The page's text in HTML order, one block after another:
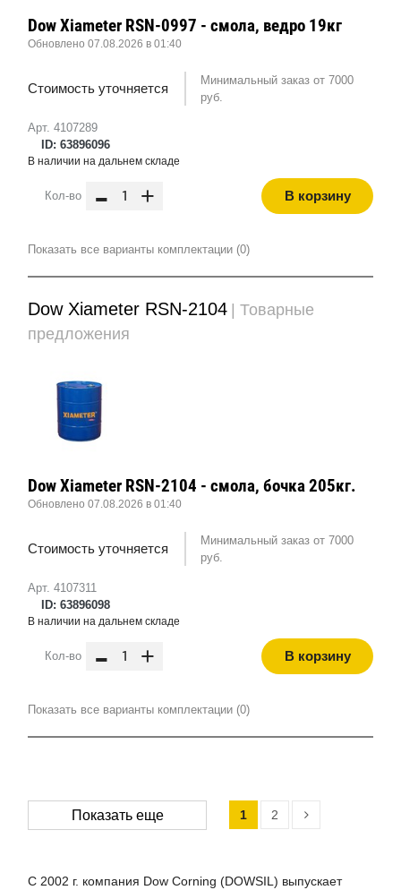
Арт. 4107289
ID: 63896096
Dow Xiameter RSN-0997 - смола, ведро 19кг
Обновлено 07.08.2026 в 01:40
Стоимость уточняется
Минимальный заказ от 7000
руб.
В наличии на дальнем складе
Кол-во - + В корзину
Показать все варианты комплектации (0)
Dow Xiameter RSN-2104
| Товарные
предложения
Арт. 4107311
ID: 63896098
Dow Xiameter RSN-2104 - смола, бочка 205кг.
Обновлено 07.08.2026 в 01:40
Стоимость уточняется
Минимальный заказ от 7000
руб.
В наличии на дальнем складе
Кол-во - + В корзину
Показать все варианты комплектации (0)
Показать еще 1 2
С 2002 г. компания Dow Corning (DOWSIL) выпускает